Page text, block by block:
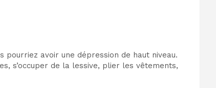
pourriez avoir une dépression de haut niveau.
s’occuper de la lessive, plier les vêtements,